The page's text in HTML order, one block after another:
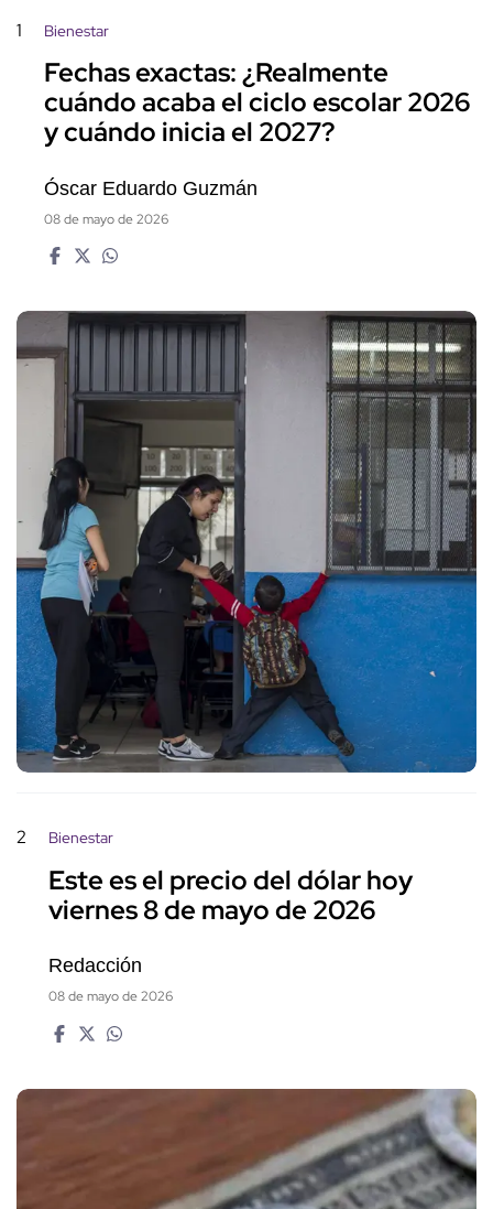
1 Bienestar
Fechas exactas: ¿Realmente
cuándo acaba el ciclo escolar 2026
y cuándo inicia el 2027?
Óscar Eduardo Guzmán
08 de mayo de 2026
2 Bienestar
Este es el precio del dólar hoy
viernes 8 de mayo de 2026
Redacción
08 de mayo de 2026